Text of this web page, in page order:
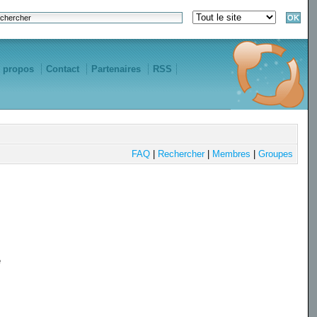
propos Contact Partenaires RSS
FAQ| Rechercher| Membres Groupes